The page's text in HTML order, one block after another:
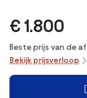
€ 1.800
Beste prijs van de
Bekijk prijsverloop